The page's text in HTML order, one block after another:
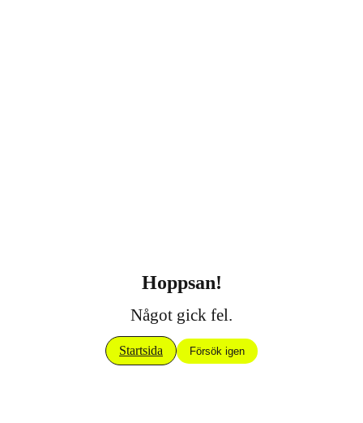
Hoppsan!
Något gick fel.
Startsida Försök igen